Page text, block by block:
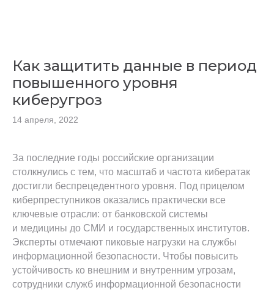
Как защитить данные в период
повышенного уровня
киберугроз
14 апреля, 2022
За последние годы российские организации
столкнулись с тем, что масштаб и частота кибератак
достигли беспрецедентного уровня. Под прицелом
киберпреступников оказались практически все
ключевые отрасли: от банковской системы
и медицины до СМИ и государственных институтов.
Эксперты отмечают пиковые нагрузки на службы
информационной безопасности. Чтобы повысить
устойчивость ко внешним и внутренним угрозам,
сотрудники служб информационной безопасности